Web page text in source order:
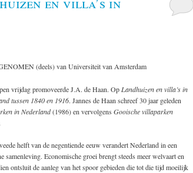
(deels) van Universiteit van Amsterdam
vrijdag promoveerde J.A. de Haan. Op Landhuizen en villa’s in
tussen 1840 en 1916. Jannes de Haan schreef 30 jaar geleden
in Nederland(1986) en vervolgens Gooische villaparken
helft van de negentiende eeuw verandert Nederland in een
samenleving. Economische groei brengt steeds meer welvaart en
ontsluit de aanleg van het spoor gebieden die tot die tijd moeilijk